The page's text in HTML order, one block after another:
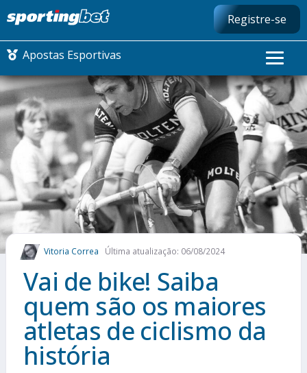
Registre-se
Apostas Esportivas
CONMEBOL LIBERTADORES
FUTEBOL NACIONAL
FUTEBOL INTERNACIONAL
COMO APOSTAR
MAIS ESPORTES
Vitoria Correa Última atualização: 06/08/2024
Vai de bike! Saiba
quem são os maiores
atletas de ciclismo da
história